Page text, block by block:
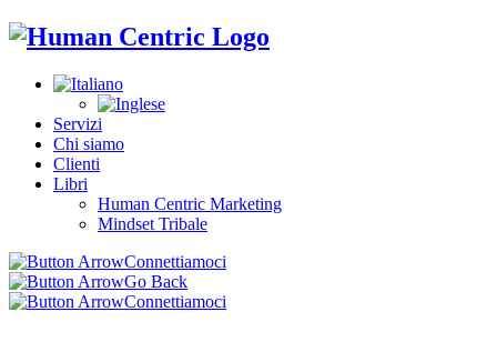
Servizi
Chi siamo
Clienti
Libri
Human Centric Marketing
Mindset Tribale
Connettiamoci
Go Back
Connettiamoci